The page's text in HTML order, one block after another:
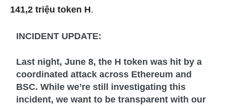
141,2 triệu token H.
INCIDENT UPDATE:
Last night, June 8, the H token was hit by a
coordinated attack across Ethereum and
BSC. While we’re still investigating this
incident, we want to be transparent with our